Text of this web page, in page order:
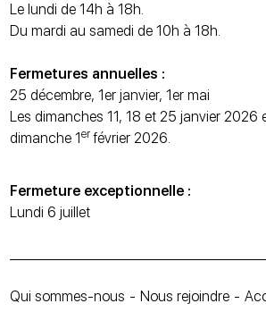
Le lundi de 14h à 18h.
Du mardi au samedi de 10h à 18h.
Fermetures annuelles :
25 décembre, 1er janvier, 1er mai
Les dimanches 11, 18 et 25 janvier 2026
dimanche 1er février 2026.
Fermeture exceptionnelle :
Lundi 6 juillet
Qui sommes-nous Nous rejoindre